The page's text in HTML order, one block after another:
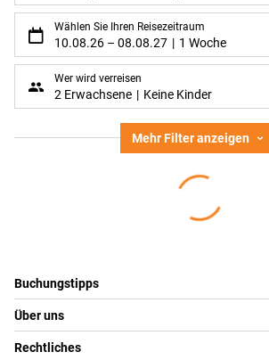
Wählen Sie Ihren Reisezeitraum
10.08.26 – 08.08.27 1 Woche
Wer wird verreisen
2 Erwachsene Keine Kinder
Mehr Filter anzeigen
Footer navigation
Buchungstipps
Warum im Reisebüro buchen
Reisewelten
Über uns
Team
Rechtliches